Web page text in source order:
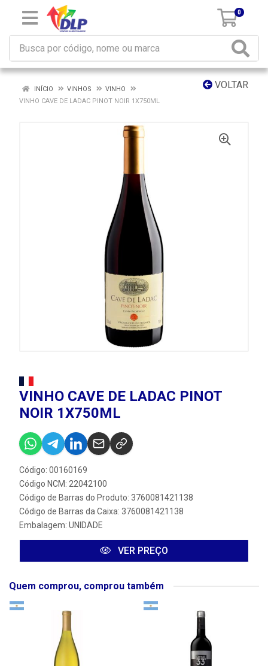
0
VOLTAR
INÍCIO VINHOS
VINHO
VINHO CAVE DE LADAC PINOT NOIR 1X750ML
VINHO CAVE DE LADAC PINOT
NOIR 1X750ML
Código: 00160169
Código NCM: 22042100
Código de Barras do Produto: 3760081421138
Código de Barras da Caixa: 3760081421138
Embalagem: UNIDADE
VER PREÇO
Quem comprou, comprou também